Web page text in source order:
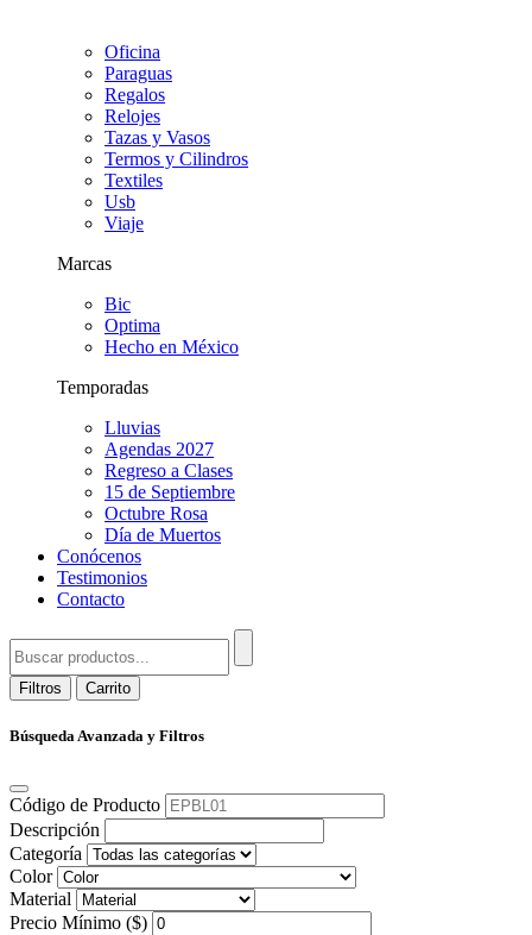
Oficina
Paraguas
Regalos
Relojes
Tazas y Vasos
Termos y Cilindros
Textiles
Usb
Viaje
Marcas
Bic
Optima
Hecho en México
Temporadas
Lluvias
Agendas 2027
Regreso a Clases
15 de Septiembre
Octubre Rosa
Día de Muertos
Conócenos
Testimonios
Contacto
Filtros Carrito
Búsqueda Avanzada y Filtros
Código de Producto
Descripción
Categoría
Color
Material
Precio Mínimo ($)